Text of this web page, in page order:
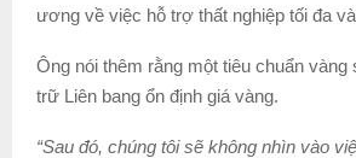
ương về việc hỗ trợ thất nghiệp tối đa
Ông nói thêm rằng một tiêu chuẩn
trữ Liên bang ổn định giá vàng.
“Sau đó, chúng tôi sẽ không nhìn vào